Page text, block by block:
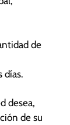
de
días.
desea,
de su